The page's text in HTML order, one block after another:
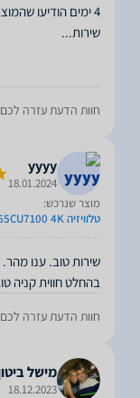
שירות...
חוות הדעת עזרה
yyyy
18.01.2024
מוצר שנרכש:
טלוויזיה Samsung UE65CU7100 4K ‏65 ‏אינטש סמסונג
שירות טוב. ענו מהר.
בהחלט חווית קניה
חוות הדעת עזרה
מישל
18.12.2023